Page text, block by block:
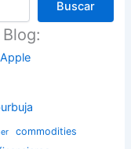
Buscar
Apple
commodities